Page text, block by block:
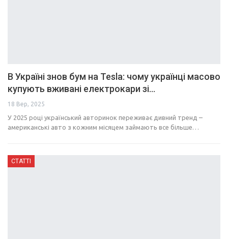
В Україні знов бум на Tesla: чому українці масово
купують вживані електрокари зі…
18 Вер, 2025
У 2025 році український авторинок переживає дивний тренд –
американські авто з кожним місяцем займають все більше…
СТАТТІ